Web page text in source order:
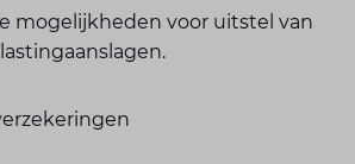
mogelijkheden voor uitstel van